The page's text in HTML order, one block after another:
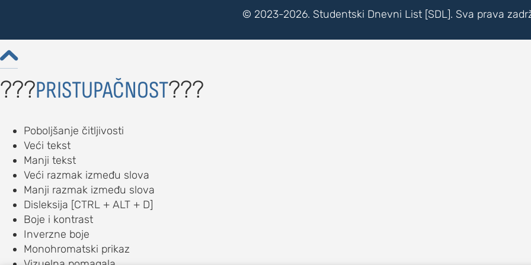
© 2023-2026. Studentski Dnevni List [SDL]. Sva prava

???PRISTUPAČNOST???
Poboljšanje čitljivosti
Veći tekst
Manji tekst
Veći razmak između slova
Manji razmak između slova
Disleksija [CTRL + ALT + D]
Boje i kontrast
Inverzne boje
Monohromatski prikaz